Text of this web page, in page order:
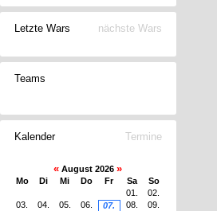
Letzte Wars nächste Wars
Teams
Kalender Termine
« August 2026 »
Mo Di Mi Do Fr Sa
So
01.
02.
03.
04. 05. 06. 07. 08.
09.